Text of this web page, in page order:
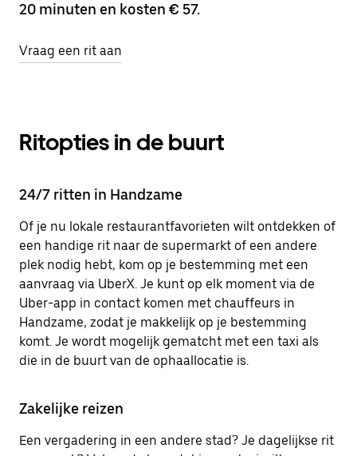
20 minuten en kosten € 57.
Vraag een rit aan
Ritopties in de buurt
24/7 ritten in Handzame
Of je nu lokale restaurantfavorieten wilt ontdekken of
een handige rit naar de supermarkt of een andere
plek nodig hebt, kom op je bestemming met een
aanvraag via UberX. Je kunt op elk moment via de
Uber-app in contact komen met chauffeurs in
Handzame, zodat je makkelijk op je bestemming
komt. Je wordt mogelijk gematcht met een taxi als
die in de buurt van de ophaallocatie is.
Zakelijke reizen
Een vergadering in een andere stad? Je dagelijkse rit